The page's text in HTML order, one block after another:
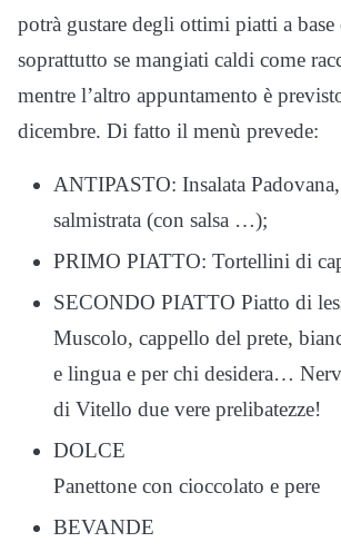
potrà gustare degli ottimi piatti a base
soprattutto se mangiati caldi come
mentre l’altro appuntamento è
dicembre. Di fatto il menù prevede:
ANTIPASTO: Insalata
salmistrata (con salsa …);
PRIMO PIATTO: Tortellini di
SECONDO PIATTO Piatto di
Muscolo, cappello del prete,
e lingua e per chi desidera…
di Vitello due vere prelibatezze!
DOLCE
Panettone con cioccolato e pere
BEVANDE